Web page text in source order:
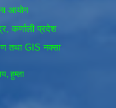
आयोग
कर्णाली प्रदेश
तथा GIS नक्सा
हुम्ला